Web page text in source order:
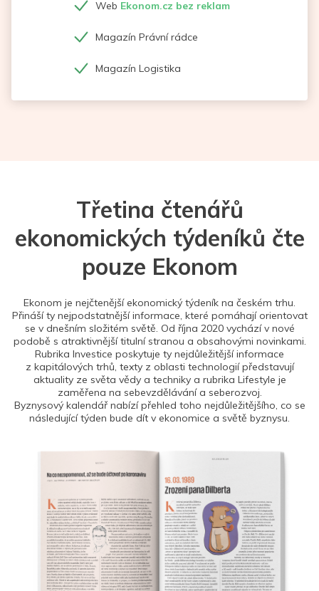
Web Ekonom.cz bez reklam
Magazín Právní rádce
Magazín Logistika
Třetina čtenářů
ekonomických týdeníků čte
pouze Ekonom
Ekonom je nejčtenější ekonomický týdeník na českém trhu.
Přináší ty nejpodstatnější informace, které pomáhají orientovat
se v dnešním složitém světě. Od října 2020 vychází v nové
podobě s atraktivnější titulní stranou a obsahovými novinkami.
Rubrika Investice poskytuje ty nejdůležitější informace
z kapitálových trhů, texty z oblasti technologií představují
aktuality ze světa vědy a techniky a rubrika Lifestyle je
zaměřena na sebevzdělávání a seberozvoj.
Byznysový kalendář nabízí přehled toho nejdůležitějšího, co se
následující týden bude dít v ekonomice a světě byznysu.